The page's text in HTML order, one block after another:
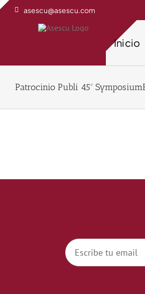
Saltar
asescu@asescu.com
Inicio
Patrocinio Publi 45º